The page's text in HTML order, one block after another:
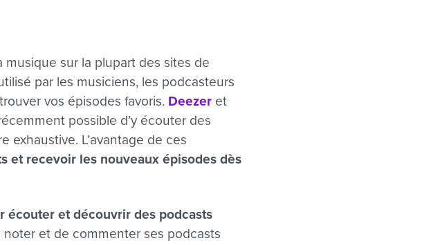
sur la plupart des sites de
par les musiciens, les podcasteurs
vos épisodes favoris. Deezer et
possible d’y écouter des
exhaustive. L’avantage de ces
et recevoir les nouveaux épisodes dès
écouter et découvrir des podcasts
noter et de commenter ses podcasts